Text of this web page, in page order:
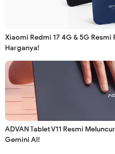
Xiaomi Redmi 17 4G & 5G
Harganya!
ADVAN Tablet V11 Resmi
Gemini AI!